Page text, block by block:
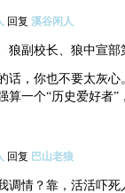
回复 溪谷闲人
狼副校长、狼中宣部
话，你也不要太灰
算一个“历史爱好者
回复 巴山老狼
调情？靠，活活吓死